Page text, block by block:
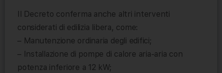
Il Decreto conferma anche altri interventi
considerati di edilizia libera, come:
– Manutenzione ordinaria degli edifici;
– Installazione di pompe di calore aria-aria con
potenza inferiore a 12 kW;